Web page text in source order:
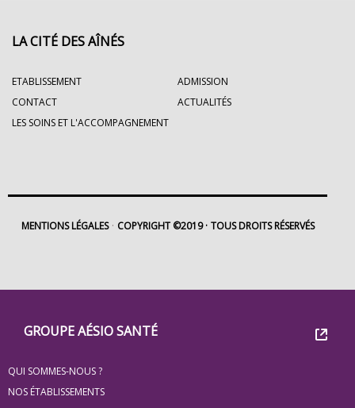
Groupe
Eovi
pour
GROUPE AÉSIO SANTÉ
QUI SOMMES-NOUS ?
NOS ÉTABLISSEMENTS
LA CITÉ DES AÎNÉS
ETABLISSEMENT
ADMISSION
CONTACT
ACTUALITÉS
LES SOINS ET L'ACCOMPAGNEMENT
MENTIONS LÉGALES COPYRIGHT ©2019 TOUS DROITS RÉSERVÉS